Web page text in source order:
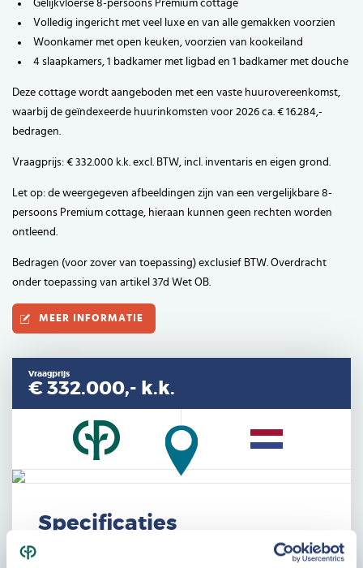
Gelijkvloerse 8-persoons Premium cottage
Volledig ingericht met veel luxe en van alle gemakken voorzien
Woonkamer met open keuken, voorzien van kookeiland
4 slaapkamers, 1 badkamer met ligbad en 1 badkamer met douche
Deze cottage wordt aangeboden met een vaste huurovereenkomst,
waarbij de geïndexeerde huurinkomsten voor 2026 ca. € 16.284,-
bedragen.
Vraagprijs: € 332.000 k.k. excl. BTW, incl. inventaris en eigen grond.
Let op: de weergegeven afbeeldingen zijn van een vergelijkbare 8-
persoons Premium cottage, hieraan kunnen geen rechten worden
ontleend.
Bedragen (voor zover van toepassing) exclusief BTW. Overdracht
onder toepassing van artikel 37d Wet OB.
MEER INFORMATIE
Vraagprijs
€ 332.000,- k.k.
Specificaties